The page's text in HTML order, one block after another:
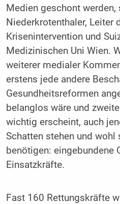
Medien geschont werden,
Niederkrotenthaler, Leiter
Krisenintervention und
Medizinischen Uni Wien.
weiterer medialer
erstens jede andere
Gesundheitsreformen
belanglos wäre und
wichtig erscheint, auch
Schatten stehen und wohl
benötigen: eingebundene
Einsatzkräfte.
Fast 160 Rettungskräfte